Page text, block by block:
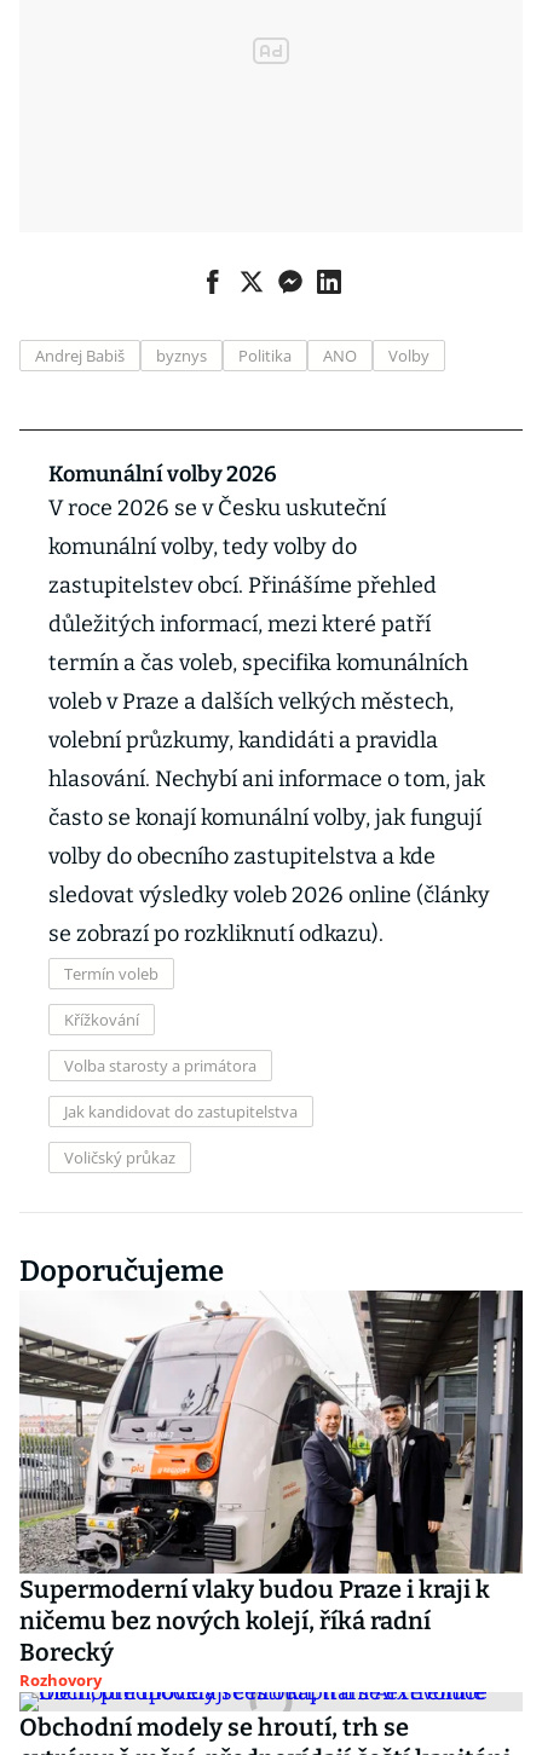
Andrej Babiš byznys Politika ANO Volby
Komunální volby 2026
V roce 2026 se v Česku uskuteční
komunální volby, tedy volby do
zastupitelstev obcí. Přinášíme přehled
důležitých informací, mezi které patří
termín a čas voleb, specifika komunálních
voleb v Praze a dalších velkých městech,
volební průzkumy, kandidáti a pravidla
hlasování. Nechybí ani informace o tom, jak
často se konají komunální volby, jak fungují
volby do obecního zastupitelstva a kde
sledovat výsledky voleb 2026 online (články
se zobrazí po rozkliknutí odkazu).
Termín voleb
Křížkování
Volba starosty a primátora
Jak kandidovat do zastupitelstva
Voličský průkaz
Doporučujeme
Supermoderní vlaky budou Praze i kraji k
ničemu bez nových kolejí, říká radní
Borecký
Rozhovory
Obchodní modely se hroutí, trh se